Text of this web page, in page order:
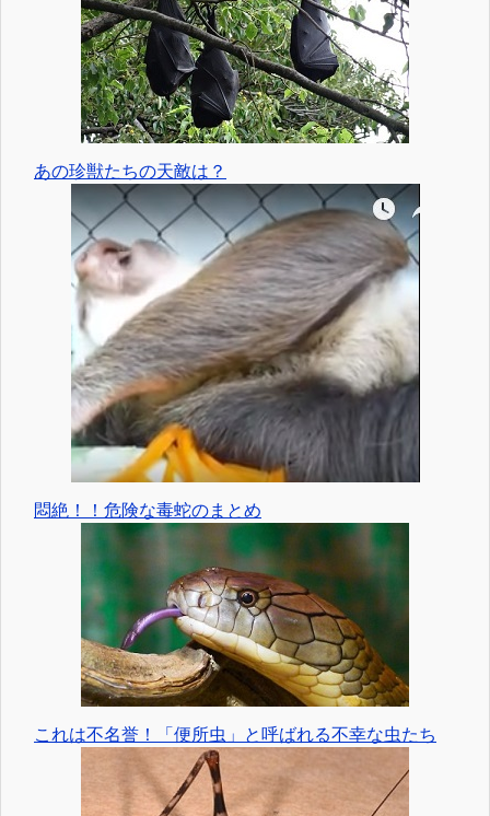
あの珍獣たちの天敵は？
悶絶！！危険な毒蛇のまとめ
これは不名誉！「便所虫」と呼ばれる不幸な虫たち